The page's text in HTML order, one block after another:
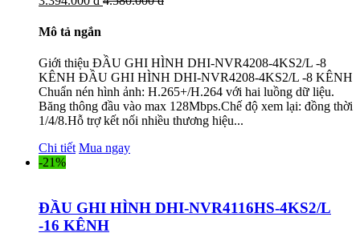
Mô tả ngắn
Giới thiệu ĐẦU GHI HÌNH DHI-NVR4208-4KS2/L -8
KÊNH ĐẦU GHI HÌNH DHI-NVR4208-4KS2/L -8 KÊNH
Chuẩn nén hình ảnh: H.265+/H.264 với hai luồng dữ liệu.
Băng thông đầu vào max 128Mbps.Chế độ xem lại: đồng thời
1/4/8.Hỗ trợ kết nối nhiều thương hiệu...
Chi tiết Mua ngay
-21%
ĐẦU GHI HÌNH DHI-NVR4116HS-4KS2/L
-16 KÊNH